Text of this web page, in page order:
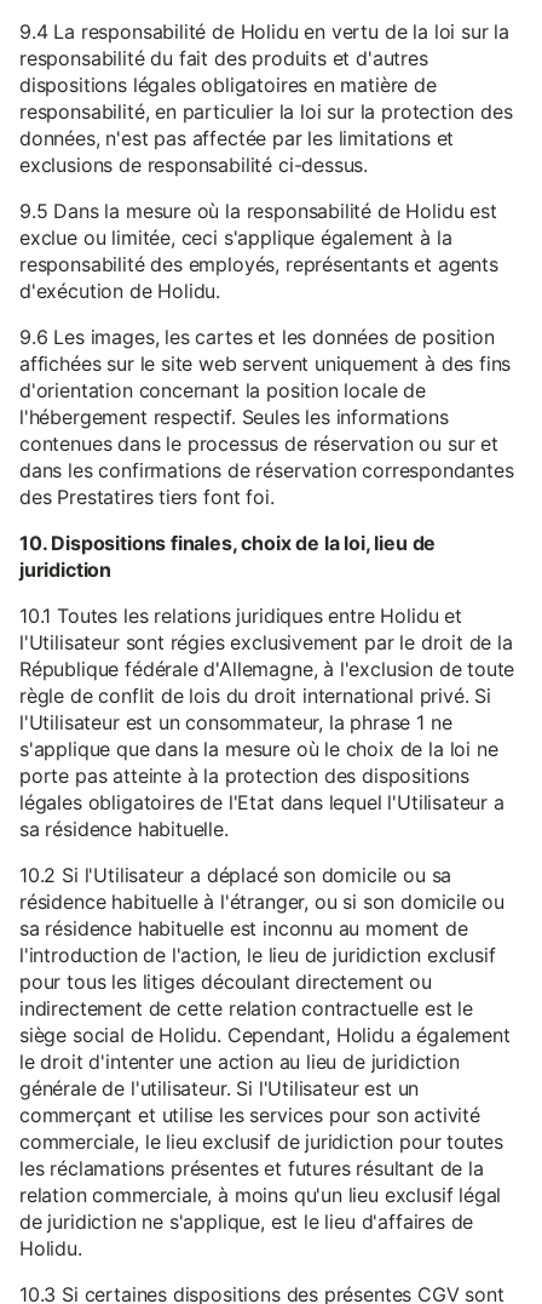
9.4 La responsabilité de Holidu en vertu de la loi sur la
responsabilité du fait des produits et d'autres
dispositions légales obligatoires en matière de
responsabilité, en particulier la loi sur la protection des
données, n'est pas affectée par les limitations et
exclusions de responsabilité ci-dessus.
9.5 Dans la mesure où la responsabilité de Holidu est
exclue ou limitée, ceci s'applique également à la
responsabilité des employés, représentants et agents
d'exécution de Holidu.
9.6 Les images, les cartes et les données de position
affichées sur le site web servent uniquement à des fins
d'orientation concernant la position locale de
l'hébergement respectif. Seules les informations
contenues dans le processus de réservation ou sur et
dans les confirmations de réservation correspondantes
des Prestatires tiers font foi.
10. Dispositions finales, choix de la loi, lieu de
juridiction
10.1 Toutes les relations juridiques entre Holidu et
l'Utilisateur sont régies exclusivement par le droit de la
République fédérale d'Allemagne, à l'exclusion de toute
règle de conflit de lois du droit international privé. Si
l'Utilisateur est un consommateur, la phrase 1 ne
s'applique que dans la mesure où le choix de la loi ne
porte pas atteinte à la protection des dispositions
légales obligatoires de l'Etat dans lequel l'Utilisateur a
sa résidence habituelle.
10.2 Si l'Utilisateur a déplacé son domicile ou sa
résidence habituelle à l'étranger, ou si son domicile ou
sa résidence habituelle est inconnu au moment de
l'introduction de l'action, le lieu de juridiction exclusif
pour tous les litiges découlant directement ou
indirectement de cette relation contractuelle est le
siège social de Holidu. Cependant, Holidu a également
le droit d'intenter une action au lieu de juridiction
générale de l'utilisateur. Si l'Utilisateur est un
commerçant et utilise les services pour son activité
commerciale, le lieu exclusif de juridiction pour toutes
les réclamations présentes et futures résultant de la
relation commerciale, à moins qu'un lieu exclusif légal
de juridiction ne s'applique, est le lieu d'affaires de
Holidu.
10.3 Si certaines dispositions des présentes CGV sont